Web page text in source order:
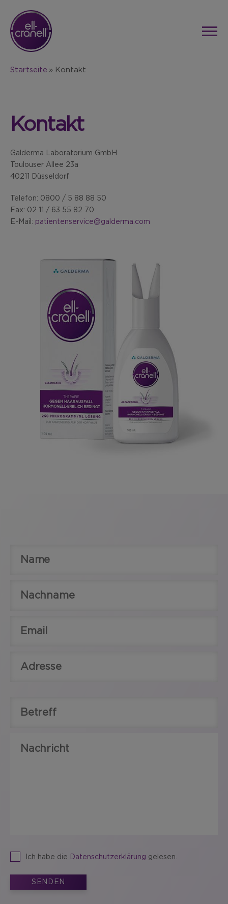
Startseite Kontakt
Kontakt
Galderma Laboratorium GmbH
Toulouser Allee 23a
40211 Düsseldorf
Telefon: 0800 / 5 88 88 50
Fax: 02 11 / 63 55 82 70
E-Mail: patientenservice@galderma.com
Ich habe die Datenschutzerklärung gelesen.